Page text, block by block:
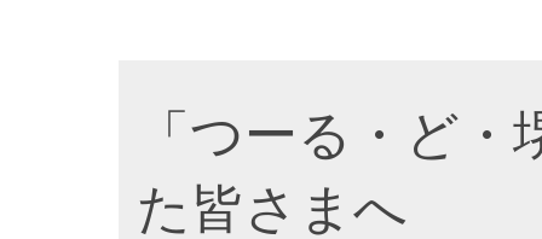
「つーる・ど
た皆さまへ